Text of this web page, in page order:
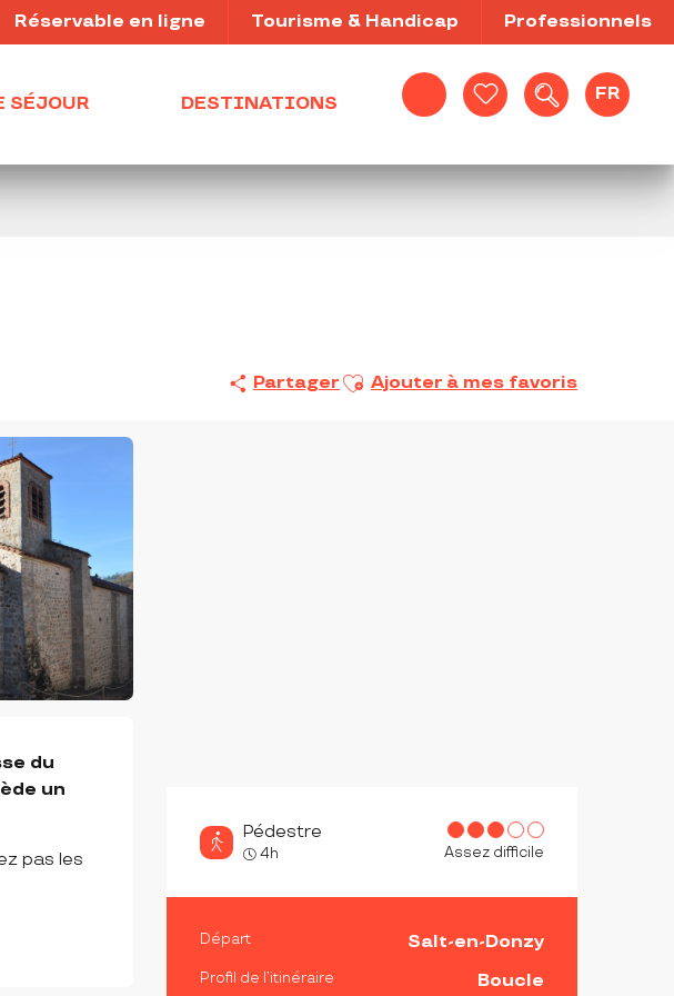
Recherche
FR
Réservable en ligne Tourisme & Handicap Professionnels
SÉJOUR DESTINATIONS
Partager Ajouter aux favoris
Ajouter à mes favoris
Pédestre
4h Assez difficile
INFORMATIONS
Départ Salt-en-Donzy
Profil de l’itinéraire Boucle
du
un
pas les